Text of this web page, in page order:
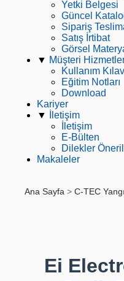
Yetki Belgesi
Güncel
Sipariş
Satış İrtibat
Görsel
▼ Müşteri
Kullanım
Eğitim Notları
Download
Kariyer
▼
İletişim
İletişim
E-Bülten
Dilekler
Makaleler
Ana Sayfa > C-TEC
Ei